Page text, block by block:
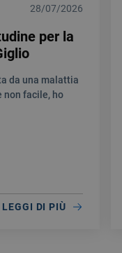
28/07/2026
per la
da una malattia
non facile, ho
LEGGI DI PIÙ